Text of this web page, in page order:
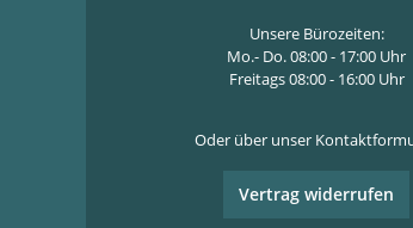
Unsere Bürozeiten:
Mo.- Do. 08:00 - 17:00 Uhr
Freitags 08:00 - 16:00 Uhr
Oder über unser
Vertrag widerrufen